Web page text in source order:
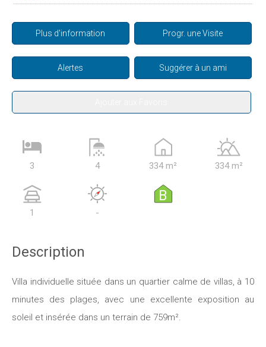
Plus d'information Progr. une Visite
Alertes Suggérer à un ami
3 4 334 m² 334 m²
1 -
B
Description
Villa individuelle située dans un quartier calme de villas, à 10
minutes des plages, avec une excellente exposition au
soleil et insérée dans un terrain de 759m².